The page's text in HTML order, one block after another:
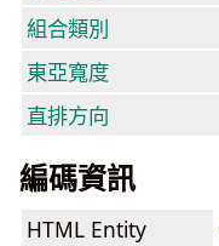
組合類別
東亞寬度
直排方向
編碼資訊
HTML Entity